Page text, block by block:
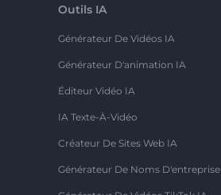
Outils IA
Générateur De Vidéos IA
Générateur D'animation IA
Éditeur Vidéo IA
IA Texte-À-Vidéo
Créateur De Sites Web IA
Générateur De Noms D'entreprise